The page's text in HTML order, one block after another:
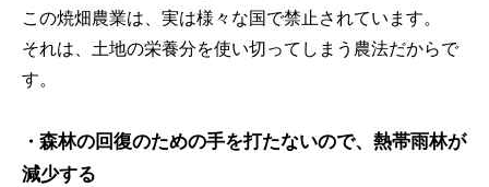
この焼畑農業は、実は様々な国で禁止されています。
それは、土地の栄養分を使い切ってしまう農法だからで
す。
・ 森林の回復のための手を打たないので、熱帯雨林が
減少する